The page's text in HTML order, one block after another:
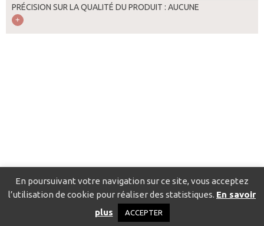
PRÉCISION SUR LA QUALITÉ DU PRODUIT : AUCUNE
Catalogue pour localiser les fournisseurs
Politique de confidentialité
En poursuivant votre navigation sur ce site, vous acceptez
l’utilisation de cookie pour réaliser des statistiques. En savoir
plus
ACCEPTER